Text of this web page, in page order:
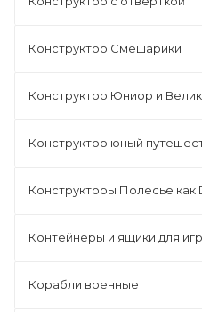
Конструктор Смешарики
Конструктор Юниор и
Конструктор юный
Конструкторы Полесье как
Контейнеры и ящики для
Корабли военные